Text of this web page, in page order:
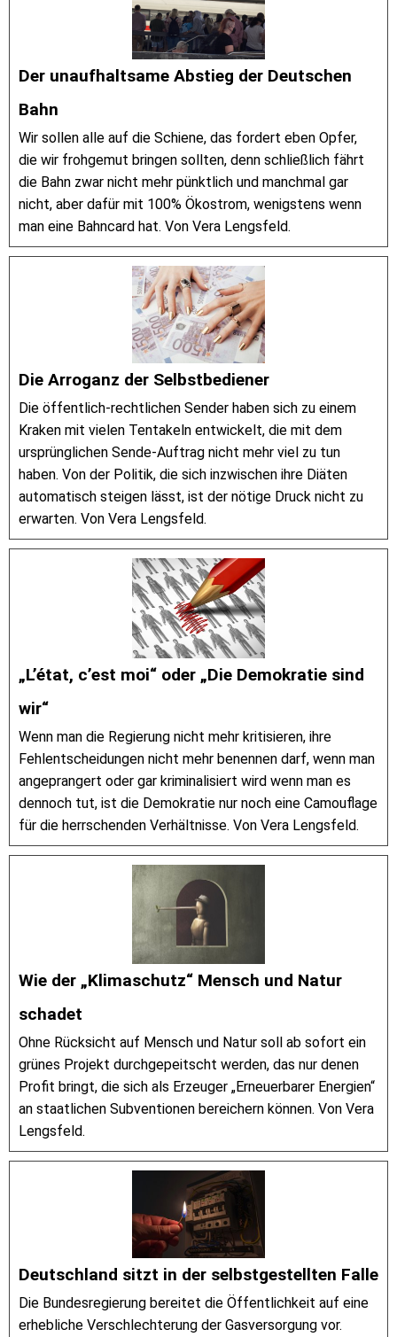
Der unaufhaltsame Abstieg der Deutschen
Bahn
Wir sollen alle auf die Schiene, das fordert eben Opfer,
die wir frohgemut bringen sollten, denn schließlich fährt
die Bahn zwar nicht mehr pünktlich und manchmal gar
nicht, aber dafür mit 100% Ökostrom, wenigstens wenn
man eine Bahncard hat. Von Vera Lengsfeld.
Die Arroganz der Selbstbediener
Die öffentlich-rechtlichen Sender haben sich zu einem
Kraken mit vielen Tentakeln entwickelt, die mit dem
ursprünglichen Sende-Auftrag nicht mehr viel zu tun
haben. Von der Politik, die sich inzwischen ihre Diäten
automatisch steigen lässt, ist der nötige Druck nicht zu
erwarten. Von Vera Lengsfeld.
„L’état, c’est moi“ oder „Die Demokratie sind
wir“
Wenn man die Regierung nicht mehr kritisieren, ihre
Fehlentscheidungen nicht mehr benennen darf, wenn man
angeprangert oder gar kriminalisiert wird wenn man es
dennoch tut, ist die Demokratie nur noch eine Camouflage
für die herrschenden Verhältnisse. Von Vera Lengsfeld.
Wie der „Klimaschutz“ Mensch und Natur
schadet
Ohne Rücksicht auf Mensch und Natur soll ab sofort ein
grünes Projekt durchgepeitscht werden, das nur denen
Profit bringt, die sich als Erzeuger „Erneuerbarer Energien“
an staatlichen Subventionen bereichern können. Von Vera
Lengsfeld.
Deutschland sitzt in der selbstgestellten Falle
Die Bundesregierung bereitet die Öffentlichkeit auf eine
erhebliche Verschlechterung der Gasversorgung vor.